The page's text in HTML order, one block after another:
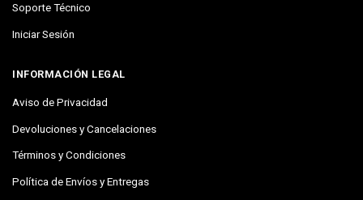
Soporte Técnico
Iniciar Sesión
INFORMACIÓN LEGAL
Aviso de Privacidad
Devoluciones y Cancelaciones
Términos y Condiciones
Política de Envíos y Entregas